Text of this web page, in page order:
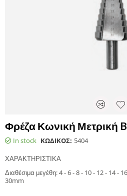
Φρέζα Κωνική Μετρική
In stock ΚΩΔΙΚΟΣ: 5404
ΧΑΡΑΚΤΗΡΙΣΤΙΚΑ
Διαθέσιμα μεγέθη: 4 - 6 - 8 - 10 - 12 - 14 -
30mm